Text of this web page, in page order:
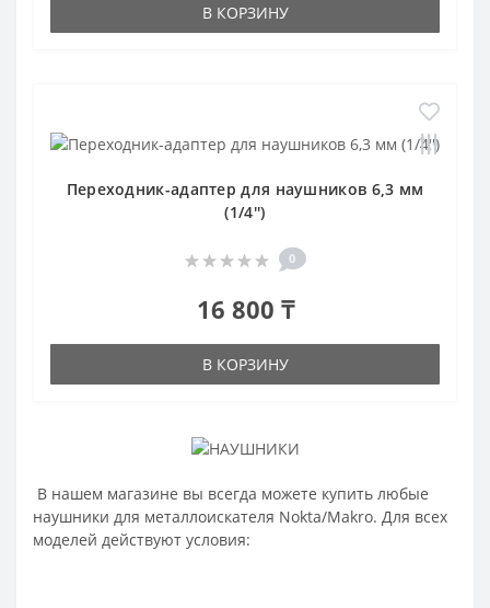
В КОРЗИНУ
Переходник-адаптер для наушников 6,3 мм
(1/4'')
0
16 800 ₸
В КОРЗИНУ
В нашем магазине вы всегда можете купить любые
наушники для металлоискателя Nokta/Makro. Для всех
моделей действуют условия: